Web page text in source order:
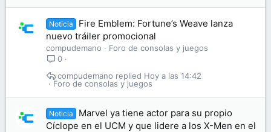
Noticia
Fire Emblem: Fortune’s Weave lanza
nuevo tráiler promocional
compudemano
Foro de consolas y juegos
0
Foro de consolas y juegos
Hoy a las 14:42
compudemano
Noticia
Marvel ya tiene actor para su propio
Cíclope en el UCM y que lidere a los X-Men en el